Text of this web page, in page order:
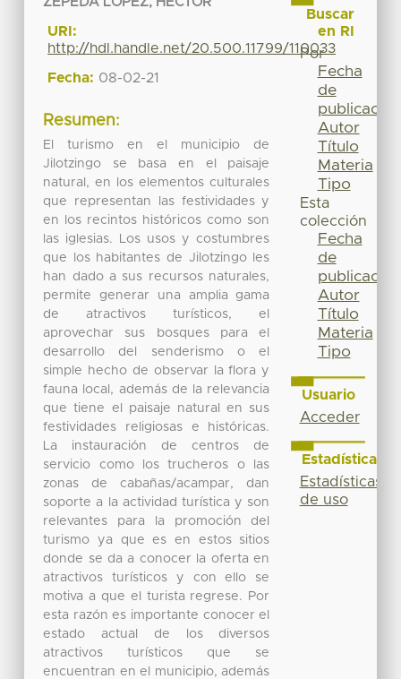
URI:
http://hdl.handle.net/20.500.11799/110033
Fecha: 08-02-21
Resumen:
El turismo en el municipio de
Jilotzingo se basa en el paisaje
natural, en los elementos culturales
que representan las festividades y
en los recintos históricos como son
las iglesias. Los usos y costumbres
que los habitantes de Jilotzingo les
han dado a sus recursos naturales,
permite generar una amplia gama
de atractivos turísticos, el
aprovechar sus bosques para el
desarrollo del senderismo o el
simple hecho de observar la flora y
fauna local, además de la relevancia
que tiene el paisaje natural en sus
festividades religiosas e históricas.
La instauración de centros de
servicio como los trucheros o las
zonas de cabañas/acampar, dan
soporte a la actividad turística y son
relevantes para la promoción del
turismo ya que es en estos sitios
donde se da a conocer la oferta en
atractivos turísticos y con ello se
motiva a que el turista regrese. Por
esta razón es importante conocer el
estado actual de los diversos
atractivos turísticos que se
encuentran en el municipio, además
Buscar
en RI
Por
Fecha
de
publicación
Autor
Título
Materia
Tipo
Esta
colección
Fecha
de
publicación
Autor
Título
Materia
Tipo
Usuario
Acceder
Estadísticas
Estadísticas
de uso